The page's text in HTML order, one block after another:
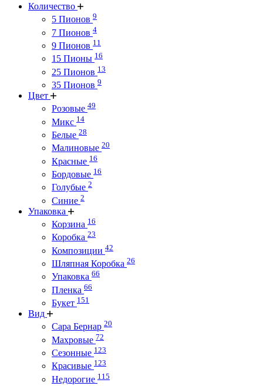
Количество
5 Пионов 9
7 Пионов 4
9 Пионов 11
15 Пионы 16
25 Пионов 13
35 Пионов 9
Цвет
Розовые 49
Микс 14
Белые 28
Малиновые 20
Красные 16
Бордовые 16
Голубые 2
Синие 2
Упаковка
Корзина 16
Коробка 23
Композиции 42
Шляпная Коробка 26
Упаковка 66
Пленка 66
Букет 151
Вид
Сара Бернар 20
Махровые 72
Сезонные 123
Красивые 123
Недорогие 115